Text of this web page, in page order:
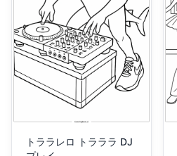
トララレロ トラララ DJ